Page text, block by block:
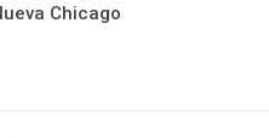
Chicago